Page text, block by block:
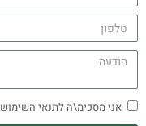
אני מסכימ\ה לתנאי השימוש